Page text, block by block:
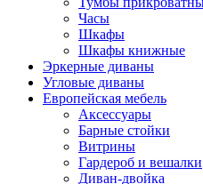
Часы
Шкафы
Шкафы книжные
Эркерные диваны
Угловые диваны
Европейская мебель
Аксессуары
Барные стойки
Витрины
Гардероб и вешалки
Диван-двойка